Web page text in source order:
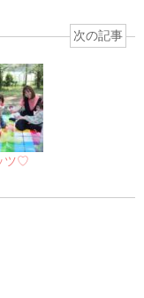
次の記事
ツ♡